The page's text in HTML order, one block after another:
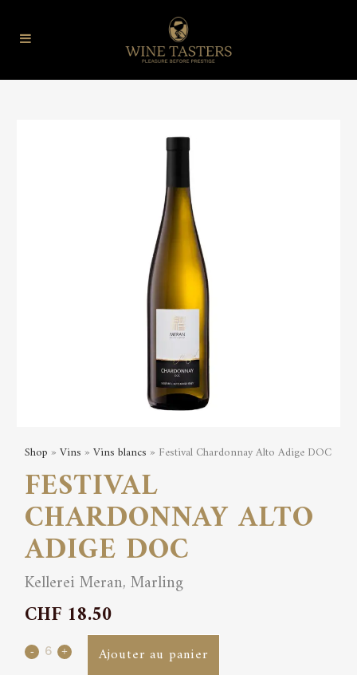
Shop »Vins »Vins blancs » Festival Chardonnay Alto Adige DOC
FESTIVAL
CHARDONNAY ALTO
ADIGE DOC
Kellerei Meran, Marling
CHF 18.50
Festival
Ajouter au panier